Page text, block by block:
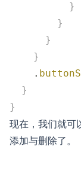
          }
        }
      }
    }
    .
  }
}
现在，我们就可
添加与删除了。